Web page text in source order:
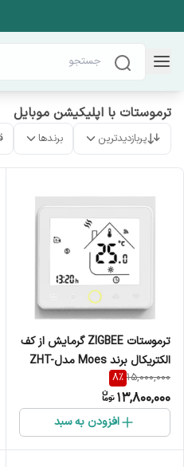
ترموستات با اپلیکیشن موبایل
پربازدیدترین برندها
ترموستات ZIGBEE گرمایش از کف
الکتریکال برند Moes مدلZHT-
NV-GB-WH-MS
15,000,000
8%
13,800,000
افزودن به سبد